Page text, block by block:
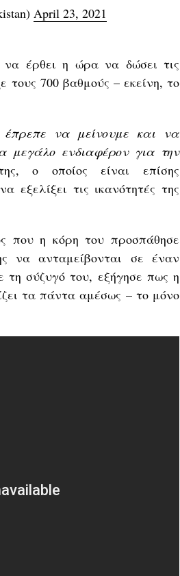
April 23, 2021
έρθει η ώρα να δώσει τις
τους 700 βαθμούς – εκείνη, το
να μείνουμε και να
μεγάλο ενδιαφέρον για την
ο οποίος είναι επίσης
εξελίξει τις ικανότητές της
που η κόρη του προσπάθησε
να ανταμείβονται σε έναν
τη σύζυγό του, εξήγησε πως η
τα πάντα αμέσως – το μόνο